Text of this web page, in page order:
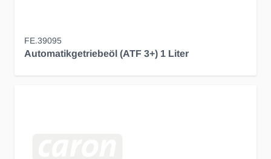
FE.39095
Automatikgetriebeöl (ATF 3+) 1 Liter